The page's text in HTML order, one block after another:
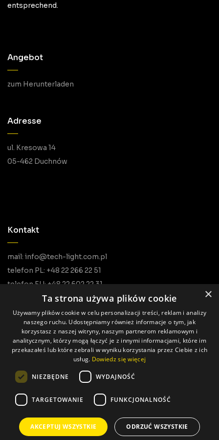
entsprechend.
Angebot
zum Herunterladen
Adresse
ul. Kresowa 14
05-462 Duchnów
Kontakt
mail: info@tech-light.com.pl
telefon PL: +48 22 266 22 51
telefon EU: +48 22 602 22 31
Alle Rechte vorbehalten © Tech Light
Hergestellt von: Pageart
×
Ta strona używa plików cookie
Używamy plików cookie w celu personalizacji treści, reklam i analizy
naszego ruchu. Udostępniamy również informacje o tym, jak
korzystasz z naszej witryny, naszym partnerom reklamowym i
analitycznym, którzy mogą łączyć je z innymi informacjami, które im
przekazałeś lub które zebrali w wyniku korzystania przez Ciebie z ich
usług. Dowiedz się więcej
NIEZBĘDNE WYDAJNOŚĆ
TARGETOWANIE FUNKCJONALNOŚĆ
AKCEPTUJ WSZYSTKIE ODRZUĆ WSZYSTKIE